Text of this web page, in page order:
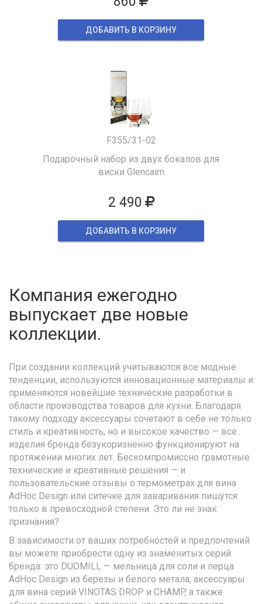
ДОБАВИТЬ В КОРЗИНУ
F355/31-02
Подарочный набор из двух бокалов для
виски Glencairn
2 490
ДОБАВИТЬ В КОРЗИНУ
Компания ежегодно
выпускает две новые
коллекции.
При создании коллекций учитываются все модные
тенденции, используются инновационные материалы и
применяются новейшие технические разработки в
области производства товаров для кухни. Благодаря
такому подходу аксессуары сочетают в себе не только
стиль и креативность, но и высокое качество — все
изделия бренда безукоризненно функционируют на
протяжении многих лет. Бескомпромиссно грамотные
технические и креативные решения — и
пользовательские отзывы о термометрах для вина
AdHoc Design или ситечке для заваривания пишутся
только в превосходной степени. Это ли не знак
признания?
В зависимости от ваших потребностей и предпочтений
вы можете приобрести одну из знаменитых серий
бренда: это DUOMILL — мельница для соли и перца
AdHoc Design из березы и белого метала; аксессуары
для вина серий VINOTAS DROP и CHAMP, а также